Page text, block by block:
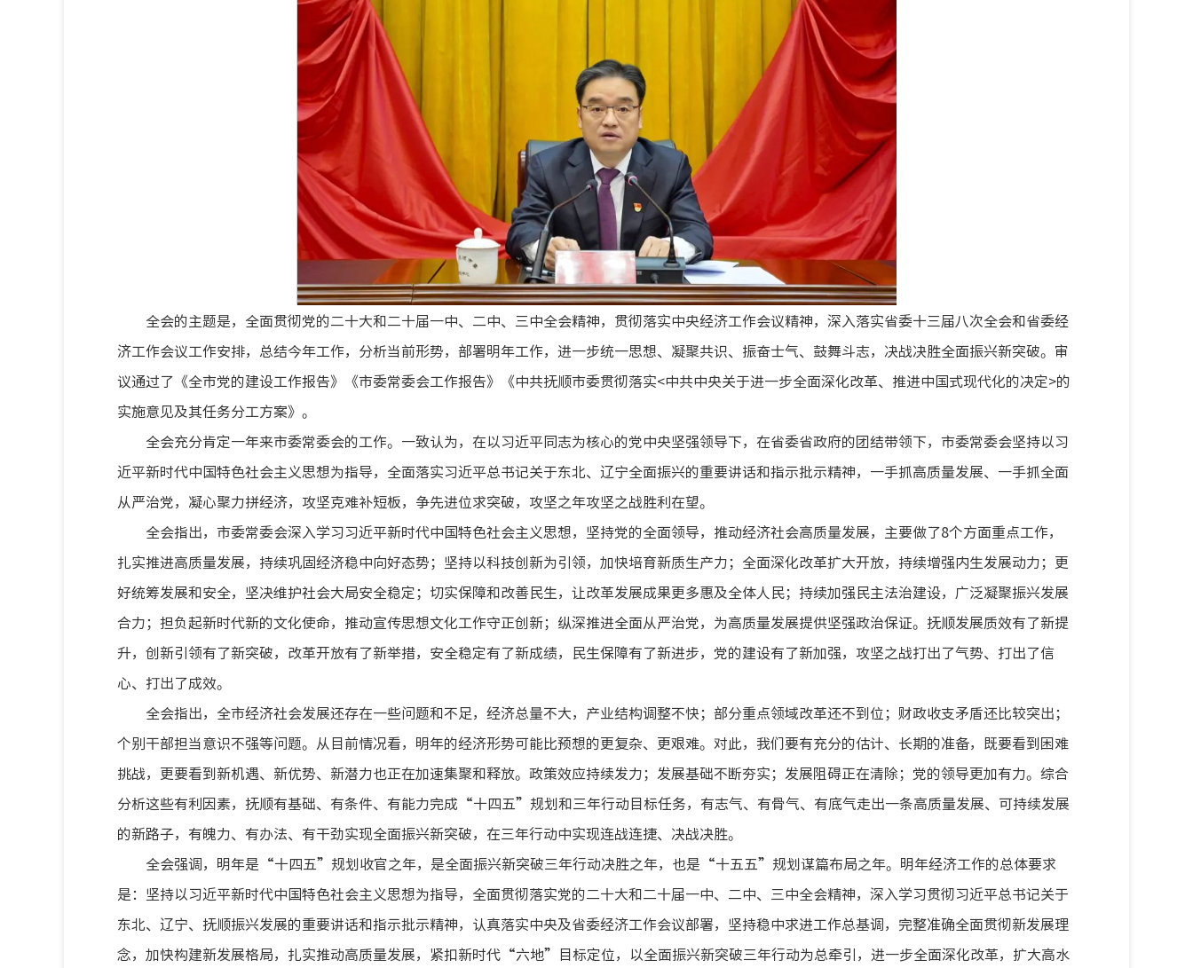
全会的主题是，全面贯彻党的二十大和二十届一中、二中、三中全会精神，贯彻落实中央经济工作会议精神，深入落实省委十三届八次全会和省委经
济工作会议工作安排，总结今年工作，分析当前形势，部署明年工作，进一步统一思想、凝聚共识、振奋士气、鼓舞斗志，决战决胜全面振兴新突破。审
议通过了《全市党的建设工作报告》《市委常委会工作报告》《中共抚顺市委贯彻落实<中共中央关于进一步全面深化改革、推进中国式现代化的决定>的
实施意见及其任务分工方案》。
全会充分肯定一年来市委常委会的工作。一致认为，在以习近平同志为核心的党中央坚强领导下，在省委省政府的团结带领下，市委常委会坚持以习
近平新时代中国特色社会主义思想为指导，全面落实习近平总书记关于东北、辽宁全面振兴的重要讲话和指示批示精神，一手抓高质量发展、一手抓全面
从严治党，凝心聚力拼经济，攻坚克难补短板，争先进位求突破，攻坚之年攻坚之战胜利在望。
全会指出，市委常委会深入学习习近平新时代中国特色社会主义思想，坚持党的全面领导，推动经济社会高质量发展，主要做了8个方面重点工作，
扎实推进高质量发展，持续巩固经济稳中向好态势；坚持以科技创新为引领，加快培育新质生产力；全面深化改革扩大开放，持续增强内生发展动力；更
好统筹发展和安全，坚决维护社会大局安全稳定；切实保障和改善民生，让改革发展成果更多惠及全体人民；持续加强民主法治建设，广泛凝聚振兴发展
合力；担负起新时代新的文化使命，推动宣传思想文化工作守正创新；纵深推进全面从严治党，为高质量发展提供坚强政治保证。抚顺发展质效有了新提
升，创新引领有了新突破，改革开放有了新举措，安全稳定有了新成绩，民生保障有了新进步，党的建设有了新加强，攻坚之战打出了气势、打出了信
心、打出了成效。
全会指出，全市经济社会发展还存在一些问题和不足，经济总量不大，产业结构调整不快；部分重点领域改革还不到位；财政收支矛盾还比较突出；
个别干部担当意识不强等问题。从目前情况看，明年的经济形势可能比预想的更复杂、更艰难。对此，我们要有充分的估计、长期的准备，既要看到困难
挑战，更要看到新机遇、新优势、新潜力也正在加速集聚和释放。政策效应持续发力；发展基础不断夯实；发展阻碍正在清除；党的领导更加有力。综合
分析这些有利因素，抚顺有基础、有条件、有能力完成“十四五”规划和三年行动目标任务，有志气、有骨气、有底气走出一条高质量发展、可持续发展
的新路子，有魄力、有办法、有干劲实现全面振兴新突破，在三年行动中实现连战连捷、决战决胜。
全会强调，明年是“十四五”规划收官之年，是全面振兴新突破三年行动决胜之年，也是“十五五”规划谋篇布局之年。明年经济工作的总体要求
是：坚持以习近平新时代中国特色社会主义思想为指导，全面贯彻落实党的二十大和二十届一中、二中、三中全会精神，深入学习贯彻习近平总书记关于
东北、辽宁、抚顺振兴发展的重要讲话和指示批示精神，认真落实中央及省委经济工作会议部署，坚持稳中求进工作总基调，完整准确全面贯彻新发展理
念，加快构建新发展格局，扎实推动高质量发展，紧扣新时代“六地”目标定位，以全面振兴新突破三年行动为总牵引，进一步全面深化改革，扩大高水